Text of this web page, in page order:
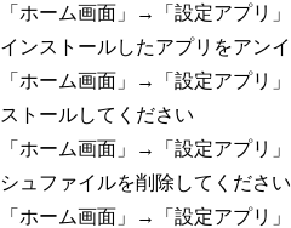
「ホーム画面」→「設定アプリ
インストールしたアプリをアン
「ホーム画面」→「設定アプリ
ストールしてください
「ホーム画面」→「設定アプリ
シュファイルを削除してください
「ホーム画面」→「設定アプリ